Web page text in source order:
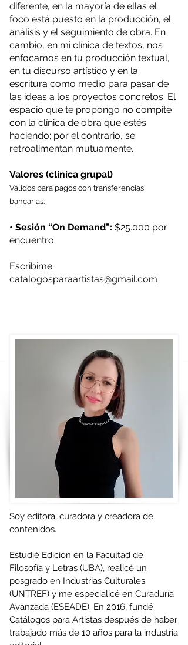
diferente, en la mayoría de ellas el
foco está puesto en la producción, el
análisis y el seguimiento de obra. En
cambio, en mi clínica de textos, nos
enfocamos en tu producción textual,
en tu discurso artístico y en la
escritura como medio para pasar de
las ideas a los proyectos concretos. El
espacio que te propongo no compite
con la clínica de obra que estés
haciendo; por el contrario, se
retroalimentan mutuamente.
Valores (clínica grupal)
Válidos para pagos con transferencias
bancarias.
• Sesión “On Demand”: $25.000 por
encuentro.
Escribime:
catalogosparaartistas@gmail.com
Soy editora, curadora y creadora de
contenidos.
Estudié Edición en la Facultad de
Filosofía y Letras (UBA), realicé un
posgrado en Industrias Culturales
(UNTREF) y me especialicé en Curaduría
Avanzada (ESEADE). En 2016, fundé
Catálogos para Artistas después de haber
trabajado más de 10 años para la industria